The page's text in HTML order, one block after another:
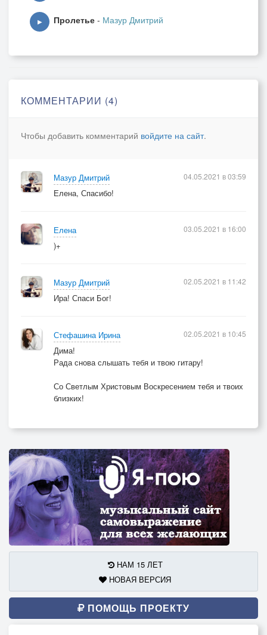
Закрывает.
И сладко,
Колыбельной внимая
Хочешь встретим рассвет
Я приду за тобой.
▶ Пролетье - Мазур Дмитрий
КОММЕНТАРИИ (4)
Чтобы добавить комментарий войдите на сайт.
Мазур Дмитрий
Елена, Спасибо!
04.05.2021 в 03:59
Елена
)+
03.05.2021 в 16:00
Мазур Дмитрий
Ира! Спаси Бог!
02.05.2021 в 11:42
Стефашина Ирина
Дима!
Рада снова слышать тебя и твою гитару!
Со Светлым Христовым Воскресением тебя и твоих
близких!
02.05.2021 в 10:45
НАМ 15 ЛЕТ
НОВАЯ ВЕРСИЯ
ПОМОЩЬ ПРОЕКТУ